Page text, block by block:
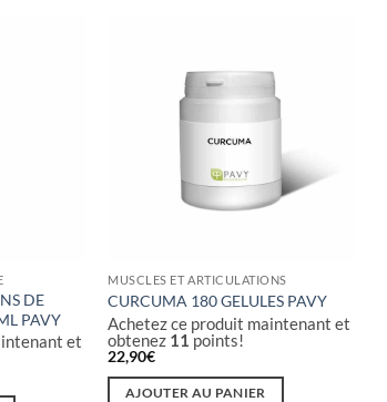
DE
PAVY
et
MUSCLES ET ARTICULATIONS
CURCUMA 180 GELULES PAVY
Achetez ce produit maintenant et
obtenez 11points!
22,90€
AJOUTER AU PANIER